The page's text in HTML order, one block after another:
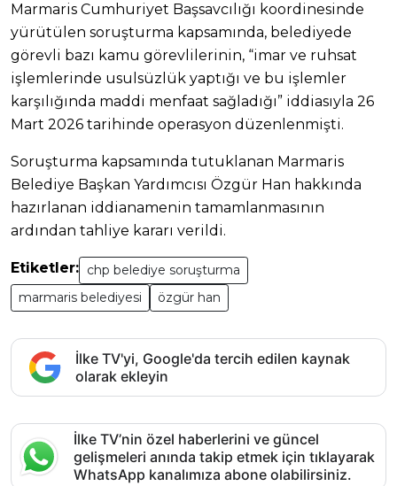
Marmaris Cumhuriyet Başsavcılığı koordinesinde
yürütülen soruşturma kapsamında, belediyede
görevli bazı kamu görevlilerinin, “imar ve ruhsat
işlemlerinde usulsüzlük yaptığı ve bu işlemler
karşılığında maddi menfaat sağladığı” iddiasıyla 26
Mart 2026 tarihinde operasyon düzenlenmişti.
Soruşturma kapsamında tutuklanan Marmaris
Belediye Başkan Yardımcısı Özgür Han hakkında
hazırlanan iddianamenin tamamlanmasının
ardından tahliye kararı verildi.
Etiketler: chp belediye soruşturma
marmaris belediyesi
özgür han
İlke TV'yi, Google'da tercih edilen kaynak
olarak ekleyin
İlke TV’nin özel haberlerini ve güncel
gelişmeleri anında takip etmek için tıklayarak
WhatsApp kanalımıza abone olabilirsiniz.